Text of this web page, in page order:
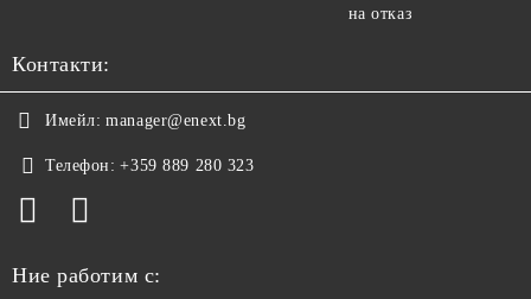
на отказ
Контакти:
Имейл: manager@enext.bg
Телефон: +359 889 280 323
Ние работим с: